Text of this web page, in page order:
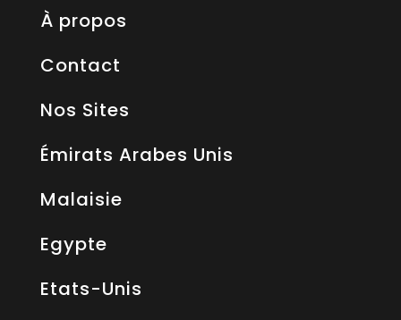
À propos
Contact
Nos Sites
Émirats Arabes Unis
Malaisie
Egypte
Etats-Unis